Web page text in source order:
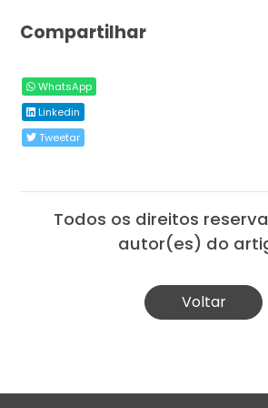
Compartilhar
WhatsApp
Linkedin
Tweetar
Todos os direitos
autor(es) do
Voltar